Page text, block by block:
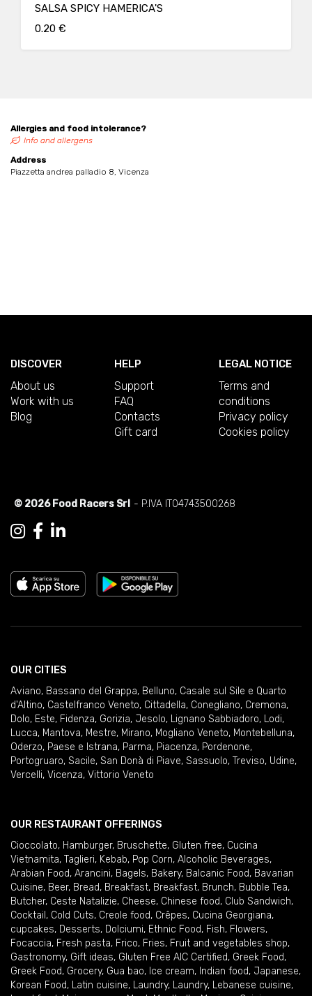
SALSA SPICY HAMERICA'S
0.20 €
Allergies and food intolerance?
Info and allergens
Address
Piazzetta andrea palladio 8, Vicenza
DISCOVER
About us
Work with us
Blog
HELP
Support
FAQ
Contacts
Gift card
LEGAL NOTICE
Terms and
conditions
Privacy policy
Cookies policy
© 2026 Food Racers Srl - P.IVA IT04743500268
OUR CITIES
Aviano, Bassano del Grappa, Belluno, Casale sul Sile e Quarto
d'Altino, Castelfranco Veneto, Cittadella, Conegliano, Cremona,
Dolo, Este, Fidenza, Gorizia, Jesolo, Lignano Sabbiadoro, Lodi,
Lucca, Mantova, Mestre, Mirano, Mogliano Veneto, Montebelluna,
Oderzo, Paese e Istrana, Parma, Piacenza, Pordenone,
Portogruaro, Sacile, San Donà di Piave, Sassuolo, Treviso, Udine,
Vercelli, Vicenza, Vittorio Veneto
OUR RESTAURANT OFFERINGS
Cioccolato, Hamburger, Bruschette, Gluten free, Cucina
Vietnamita, Taglieri, Kebab, Pop Corn, Alcoholic Beverages,
Arabian Food, Arancini, Bagels, Bakery, Balcanic Food, Bavarian
Cuisine, Beer, Bread, Breakfast, Breakfast, Brunch, Bubble Tea,
Butcher, Ceste Natalizie, Cheese, Chinese food, Club Sandwich,
Cocktail , Cold Cuts, Creole food, Crêpes, Cucina Georgiana,
cupcakes, Desserts, Dolciumi, Ethnic Food, Fish, Flowers,
Focaccia, Fresh pasta, Frico, Fries, Fruit and vegetables shop,
Gastronomy, Gift ideas, Gluten Free AIC Certified, Greek Food,
Greek Food, Grocery, Gua bao, Ice cream, Indian food, Japanese,
Korean Food, Latin cuisine, Laundry, Laundry, Lebanese cuisine,